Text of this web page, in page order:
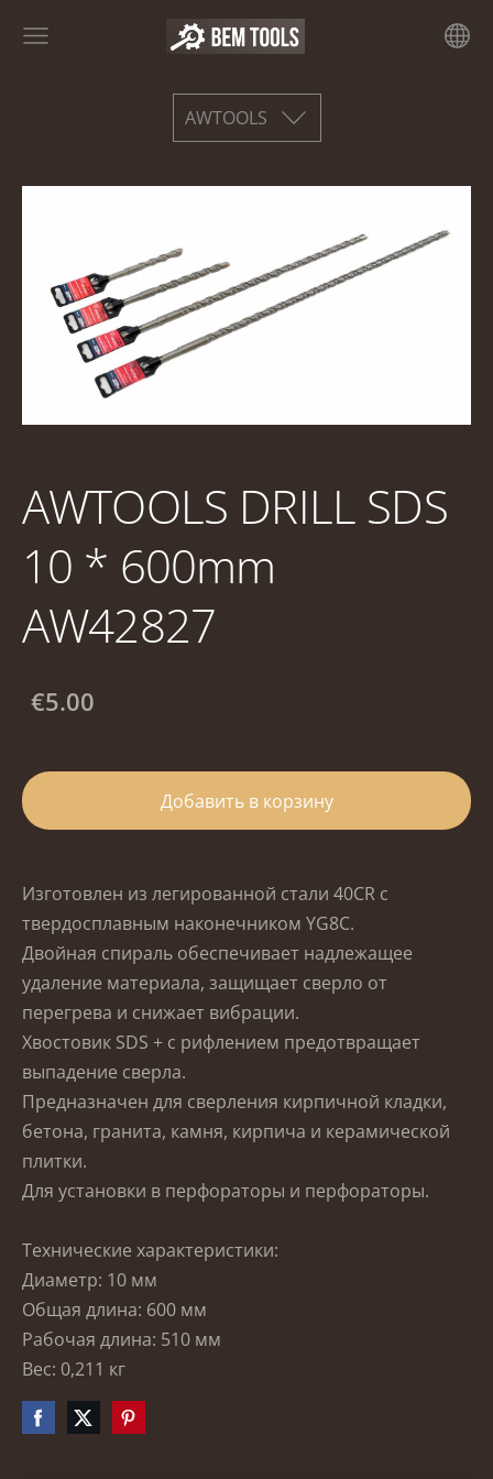
AWTOOLS
AWTOOLS DRILL SDS
10 * 600mm
AW42827
€5.00
Добавить в корзину
Изготовлен из легированной стали 40CR с
твердосплавным наконечником YG8C.
Двойная спираль обеспечивает надлежащее
удаление материала, защищает сверло от
перегрева и снижает вибрации.
Хвостовик SDS + с рифлением предотвращает
выпадение сверла.
Предназначен для сверления кирпичной кладки,
бетона, гранита, камня, кирпича и керамической
плитки.
Для установки в перфораторы и перфораторы.
Технические характеристики:
Диаметр: 10 мм
Общая длина: 600 мм
Рабочая длина: 510 мм
Вес: 0,211 кг